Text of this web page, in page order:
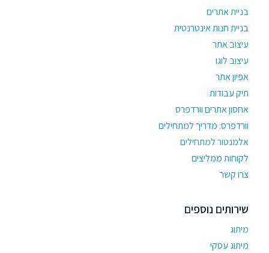
בניית אתרים
בניית חנות אינטרנטית
עיצוב אתר
עיצוב לוגו
אפיון אתר
תיק עבודות
אחסון אתרים וורדפרס
וורדפרס: מדריך למתחילים
אלמנטור למתחילים
לקוחות ממליצים
צרו קשר
שירותים נוספים
מיתוג
מיתוג עסקי